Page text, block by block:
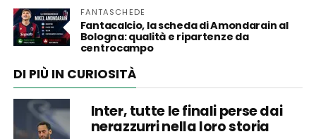
FANTASCHEDE
Fantacalcio, la scheda di Amondarain al
Bologna: qualità e ripartenze da
centrocampo
DI PIÙ IN CURIOSITÀ
Inter, tutte le finali perse dai
nerazzurri nella loro storia